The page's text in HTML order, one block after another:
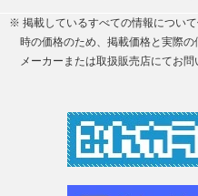
※ 掲載しているすべての情報につい
時の価格のため、掲載価格と実際の
メーカーまたは取扱販売店にてお問